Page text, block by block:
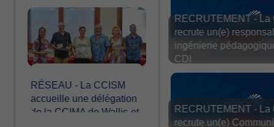
RÉSEAU - La CCISM
accueille une délégation
de la CCIMA de Wallis-et-
RECRUTEMENT - La
recrute un(e)
ingénierie
CDI
RECRUTEMENT - La
recrute un(e)